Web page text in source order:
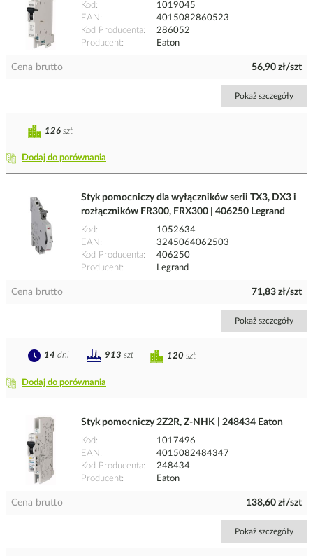
Kod
1019045
EAN
4015082860523
Kod Producenta
286052
Producent
Eaton
Cena brutto 56,90 zł/szt
Pokaż szczegóły
Dodaj do porównania
126 szt
Styk pomocniczy dla wyłączników serii TX3, DX3 i
rozłączników FR300, FRX300 | 406250 Legrand
Kod
1052634
EAN
3245064062503
Kod Producenta
406250
Producent
Legrand
Cena brutto 71,83 zł/szt
Pokaż szczegóły
Dodaj do porównania
120 szt
14 dni 913 szt
Styk pomocniczy 2Z2R, Z-NHK | 248434 Eaton
Kod
1017496
EAN
4015082484347
Kod Producenta
248434
Producent
Eaton
Cena brutto 138,60 zł/szt
Pokaż szczegóły